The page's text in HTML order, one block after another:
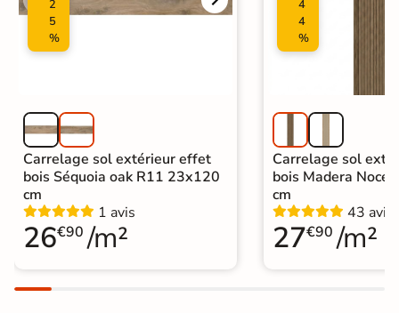
2
5
%
Carrelage sol extérieur effet
bois Séquoia oak R11 23x120
cm
1 avis
26€90 /m²
4
4
%
Carrelage sol
bois Madera Noce
cm
43 avis
27€90 /m²